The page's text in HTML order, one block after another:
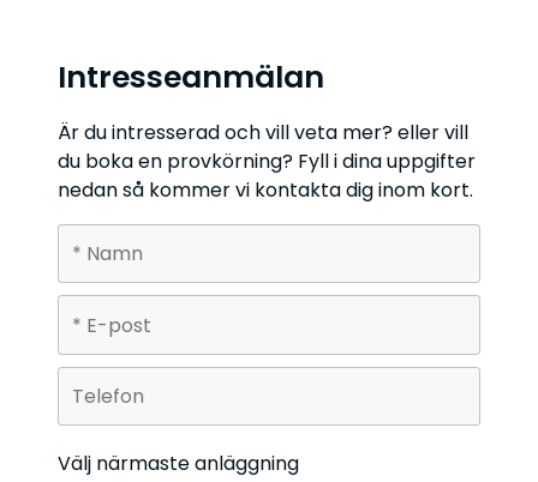
Intresseanmälan
Är du intresserad och vill veta mer? eller vill
du boka en provkörning? Fyll i dina uppgifter
nedan så kommer vi kontakta dig inom kort.
Välj närmaste anläggning